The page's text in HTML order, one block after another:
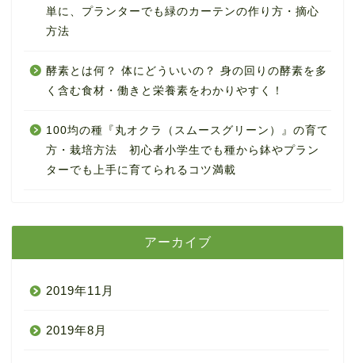
単に、プランターでも緑のカーテンの作り方・摘心
方法
酵素とは何？ 体にどういいの？ 身の回りの酵素を多
く含む食材・働きと栄養素をわかりやすく！
100均の種『丸オクラ（スムースグリーン）』の育て
方・栽培方法 初心者小学生でも種から鉢やプラン
ターでも上手に育てられるコツ満載
アーカイブ
2019年11月
2019年8月